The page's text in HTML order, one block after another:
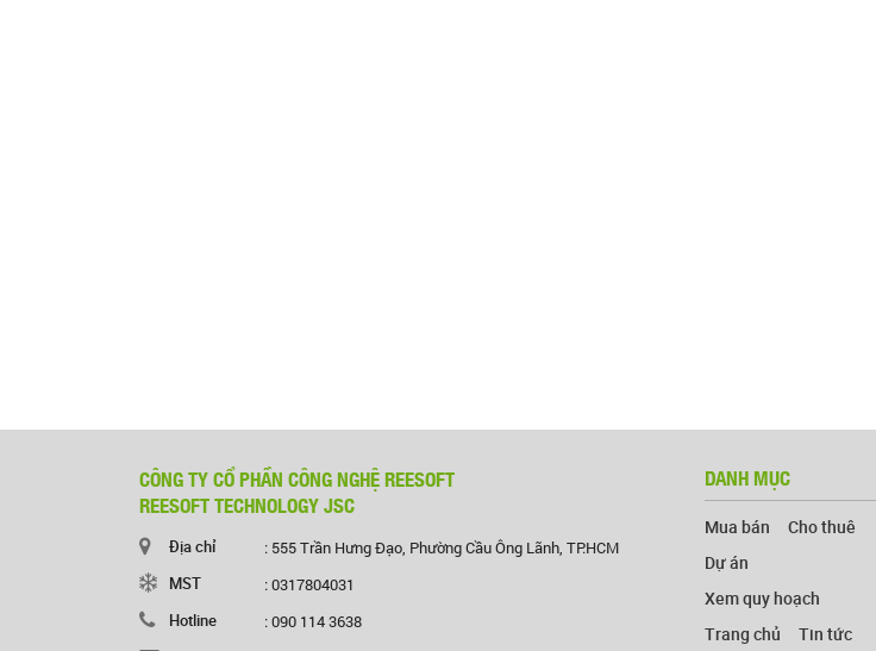
CÔNG TY CỔ PHẦN CÔNG NGHỆ REESOFT
REESOFT TECHNOLOGY JSC
Địa chỉ
: 555 Trần Hưng Đạo, Phường Cầu Ông Lãnh, TP.HCM
MST
: 0317804031
Hotline
: 090 114 3638
DANH MỤC
Mua bán
Cho thuê
Dự án
Xem quy hoạch
Trang chủ
Tin tức